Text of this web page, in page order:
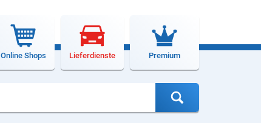
Online Shops Lieferdienste Premium